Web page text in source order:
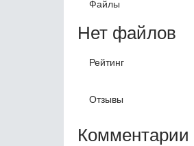
Файлы
Нет файлов
Рейтинг
Отзывы
Комментарии